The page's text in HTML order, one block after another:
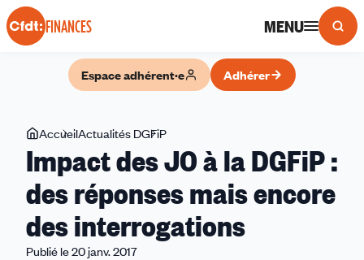
Panneau de gestion des cookies
FINANCES MENU
Espace adhérent·e Adhérer
Vous
êtes
ici
AccueilActualités DGFiP
des
à
la
DGFiP
Impact des JO à la DGFiP :
des réponses mais encore
des interrogations
Publié le 20 janv. 2017